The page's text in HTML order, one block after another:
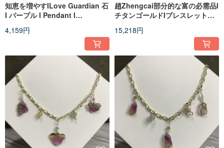
知恵を増やすILove Guardian 石
I パープル I Pendant I
4,159円
趙Zhengcai部分的な富の必需品I
チタンゴールドIブレスレットブ
レンド、恋人への最高の贈り物
15,218円